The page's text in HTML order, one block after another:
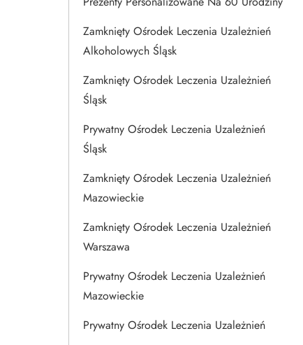
Zamknięty Ośrodek Leczenia Uzależnień
Alkoholowych Śląsk
Zamknięty Ośrodek Leczenia Uzależnień
Śląsk
Prywatny Ośrodek Leczenia Uzależnień
Śląsk
Zamknięty Ośrodek Leczenia Uzależnień
Mazowieckie
Zamknięty Ośrodek Leczenia Uzależnień
Warszawa
Prywatny Ośrodek Leczenia Uzależnień
Mazowieckie
Prywatny Ośrodek Leczenia Uzależnień